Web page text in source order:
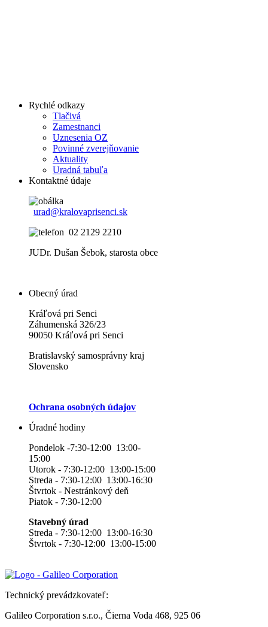
Rychlé odkazy
Tlačivá
Zamestnanci
Uznesenia OZ
Povinné zverejňovanie
Aktuality
Uradná tabuľa
Kontaktné údaje
urad@kralovaprisenci.sk
02 2129 2210
JUDr. Dušan Šebok, starosta obce
Obecný úrad
Kráľová pri Senci
Záhumenská 326/23
90050 Kráľová pri Senci
Bratislavský samosprávny kraj
Slovensko
Ochrana osobných údajov
Úradné hodiny
Pondelok -7:30-12:00 13:00-
15:00
Utorok - 7:30-12:00 13:00-15:00
Streda - 7:30-12:00 13:00-16:30
Štvrtok - Nestránkový deň
Piatok - 7:30-12:00
Stavebný úrad
Streda - 7:30-12:00 13:00-16:30
Štvrtok - 7:30-12:00 13:00-15:00
Technický prevádzkovateľ:
Galileo Corporation s.r.o., Čierna Voda 468, 925 06